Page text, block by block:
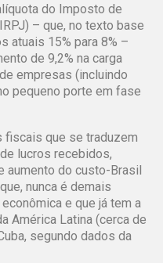
do Imposto de
– que, no texto base
atuais 15% para 8% –
de 9,2% na carga
empresas (incluindo
pequeno porte em fase
fiscais que se traduzem
lucros recebidos,
aumento do custo-Brasil
nunca é demais
e que já tem a
América Latina (cerca de
segundo dados da